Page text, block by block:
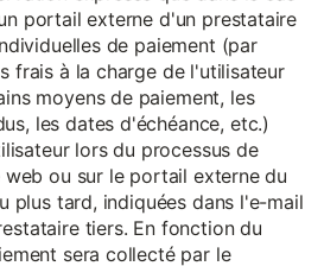
portail externe d'un prestataire
de paiement (par
frais à la charge de l'utilisateur
moyens de paiement, les
les dates d'échéance, etc.)
lors du processus de
ou sur le portail externe du
plus tard, indiquées dans l'e-mail
tiers. En fonction du
sera collecté par le